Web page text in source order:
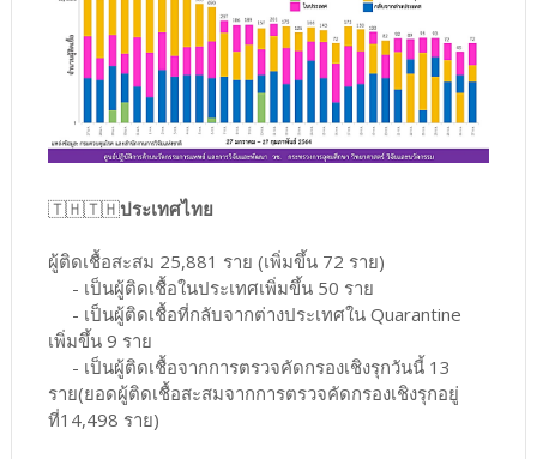
🇹🇭🇹🇭ประเทศไทย
ผู้ติดเชื้อสะสม 25,881 ราย (เพิ่มขึ้น 72 ราย)
- เป็นผู้ติดเชื้อในประเทศเพิ่มขึ้น 50 ราย
- เป็นผู้ติดเชื้อที่กลับจากต่างประเทศใน Quarantine
เพิ่มขึ้น 9 ราย
- เป็นผู้ติดเชื้อจากการตรวจคัดกรองเชิงรุกวันนี้ 13
ราย(ยอดผู้ติดเชื้อสะสมจากการตรวจคัดกรองเชิงรุกอยู่
ที่14,498 ราย)